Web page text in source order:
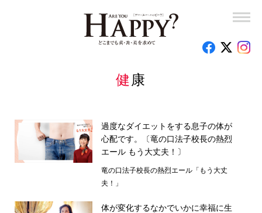
健康
過度なダイエットをする息子の体が
心配です。〔竜の口法子校長の熱烈
エール もう大丈夫！〕
竜の口法子校長の熱烈エール「もう大丈
夫！」
体が変化するなかでいかに幸福に生